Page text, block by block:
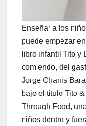
Enseñar a los
puede empezar
libro infantil Tito y
comiendo, del
Jorge Chanis
bajo el título Tito
Through Food,
niños dentro y